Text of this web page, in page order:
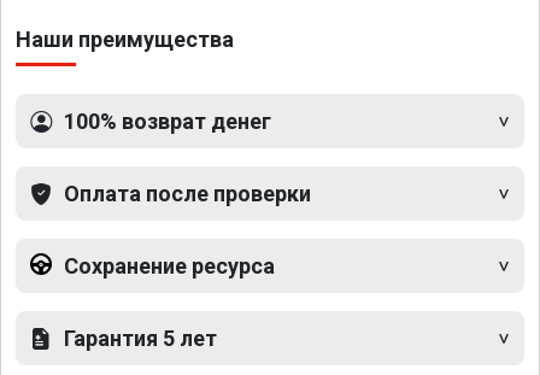
Наши преимущества
100% возврат денег
Оплата после проверки
Сохранение ресурса
Гарантия 5 лет